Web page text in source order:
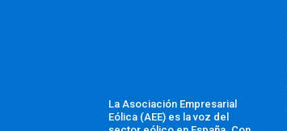
La Asociación Empresarial
Eólica (AEE) es la voz del